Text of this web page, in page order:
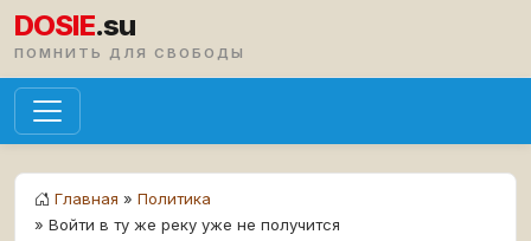
DOSIE.su
ПОМНИТЬ ДЛЯ СВОБОДЫ
Главная » Политика
» Войти в ту же реку уже не получится